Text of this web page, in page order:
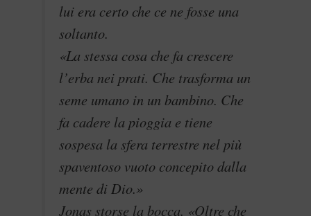
lui era certo che ce ne fosse una
soltanto.
«La stessa cosa che fa crescere
l’erba nei prati. Che trasforma un
seme umano in un bambino. Che
fa cadere la pioggia e tiene
sospesa la sfera terrestre nel più
spaventoso vuoto concepito dalla
mente di Dio.»
Jonas storse la bocca. «Oltre che